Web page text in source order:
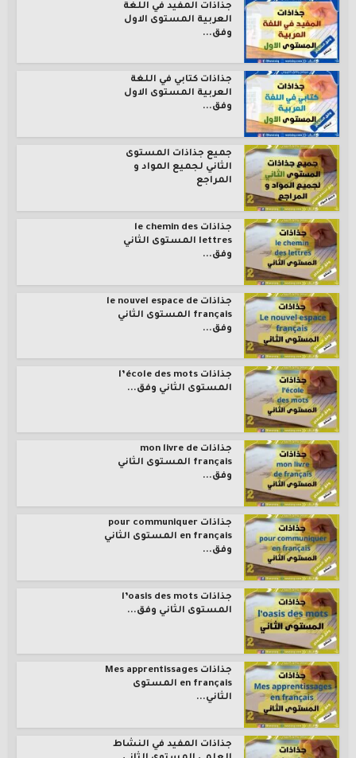
جذاذات المفيد في اللغة
العربية المستوى الاول
وفق...
جذاذات كتابي في اللغة
العربية المستوى الاول
وفق...
جميع جذاذات المستوى
الثاني لجميع المواد و
المراجع
جذاذات le chemin des
lettres المستوى الثاني
وفق...
جذاذات le nouvel espace de
français المستوى الثاني
وفق...
جذاذات l’école des mots
المستوى الثاني وفق...
جذاذات mon livre de
français المستوى الثاني
وفق...
جذاذات pour communiquer
en français المستوى الثاني
وفق...
جذاذات l’oasis des mots
المستوى الثاني وفق...
جذاذات Mes apprentissages
en français المستوى
الثاني...
جذاذات المفيد في النشاط